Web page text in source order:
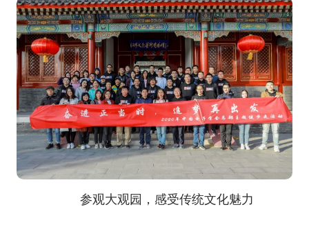
参观大观园，感受传统文化魅力